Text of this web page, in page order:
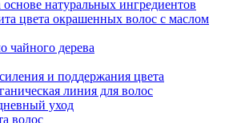
натуральных ингредиентов
цвета окрашенных волос с маслом
чайного дерева
и поддержания цвета
линия для волос
уход
волос